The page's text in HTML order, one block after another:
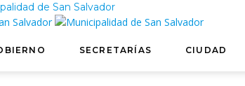
de San Salvador
SECRETARÍAS CIUDAD